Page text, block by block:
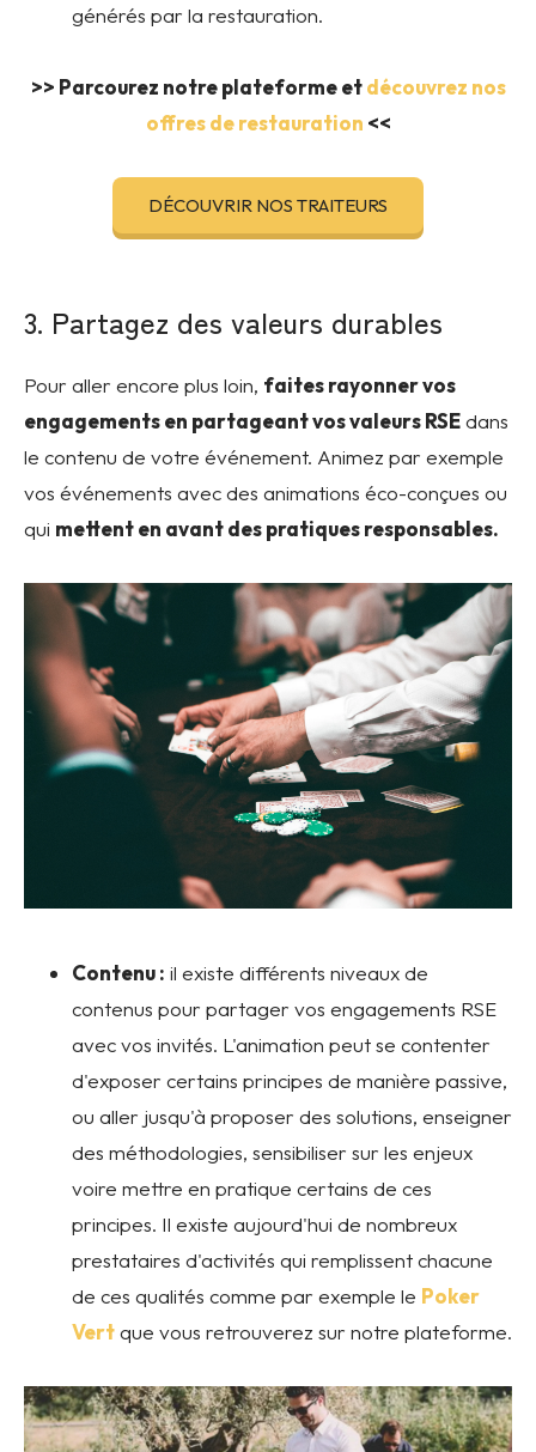
générés par la restauration.
>> Parcourez notre plateforme etdécouvrez nos
offres de restauration <<
DÉCOUVRIR NOS TRAITEURS
3. Partagez des valeurs durables
Pour aller encore plus loin, faites rayonner vos
engagements en partageant vos valeurs RSEdans
le contenu de votre événement. Animez par exemple
vos événements avec des animations éco-conçues ou
qui mettent en avant des pratiques responsables.
Contenu : il existe différents niveaux de
contenus pour partager vos engagements RSE
avec vos invités. L'animation peut se contenter
d'exposer certains principes de manière passive,
ou aller jusqu'à proposer des solutions, enseigner
des méthodologies, sensibiliser sur les enjeux
voire mettre en pratique certains de ces
principes. Il existe aujourd'hui de nombreux
prestataires d'activités qui remplissent chacune
de ces qualités comme par exemple le Poker
Vertque vous retrouverez sur notre plateforme.